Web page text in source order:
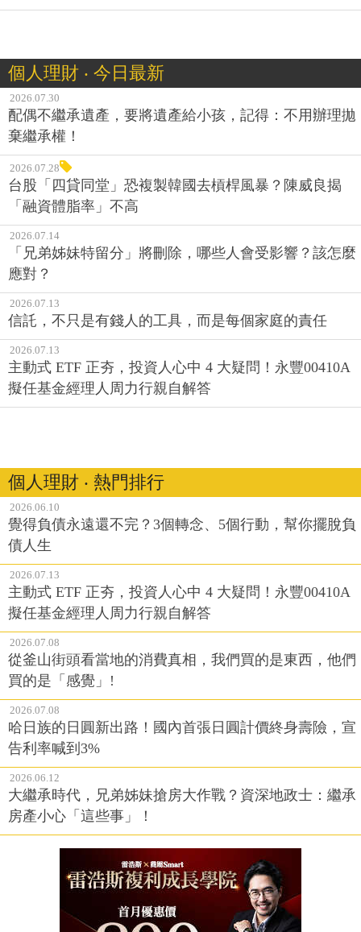
個人理財 ‧ 今日最新
2026.07.30
配偶不繼承遺產，要將遺產給小孩，記得：不用辦理拋
棄繼承權！
2026.07.28
台股「四貸同堂」恐複製韓國去槓桿風暴？陳威良揭
「融資體脂率」不高
2026.07.14
「兄弟姊妹特留分」將刪除，哪些人會受影響？該怎麼
應對？
2026.07.13
信託，不只是有錢人的工具，而是每個家庭的責任
2026.07.13
主動式 ETF 正夯，投資人心中 4 大疑問！永豐00410A
擬任基金經理人周力行親自解答
個人理財 ‧ 熱門排行
2026.06.10
覺得負債永遠還不完？3個轉念、5個行動，幫你擺脫負
債人生
2026.07.13
主動式 ETF 正夯，投資人心中 4 大疑問！永豐00410A
擬任基金經理人周力行親自解答
2026.07.08
從釜山街頭看當地的消費真相，我們買的是東西，他們
買的是「感覺」!
2026.07.08
哈日族的日圓新出路！國內首張日圓計價終身壽險，宣
告利率喊到3%
2026.06.12
大繼承時代，兄弟姊妹搶房大作戰？資深地政士：繼承
房產小心「這些事」！